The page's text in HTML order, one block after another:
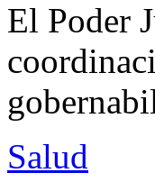
El Poder
Salud